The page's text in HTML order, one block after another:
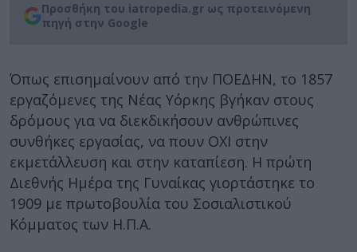
Προσθήκη του iatropedia.gr ως προτεινόμενη
πηγή στην Google
Όπως επισημαίνουν από την ΠΟΕΔΗΝ, το 1857
εργαζόμενες της Νέας Υόρκης βγήκαν στους
δρόμους για να διεκδικήσουν ανθρώπινες
συνθήκες εργασίας, να πουν ΟΧΙ στην
εκμετάλλευση και στην καταπίεση. Η πρώτη
Διεθνής Ημέρα της Γυναίκας γιορτάστηκε το
1909 με πρωτοβουλία του Σοσιαλιστικού
Κόμματος των Η.Π.Α.